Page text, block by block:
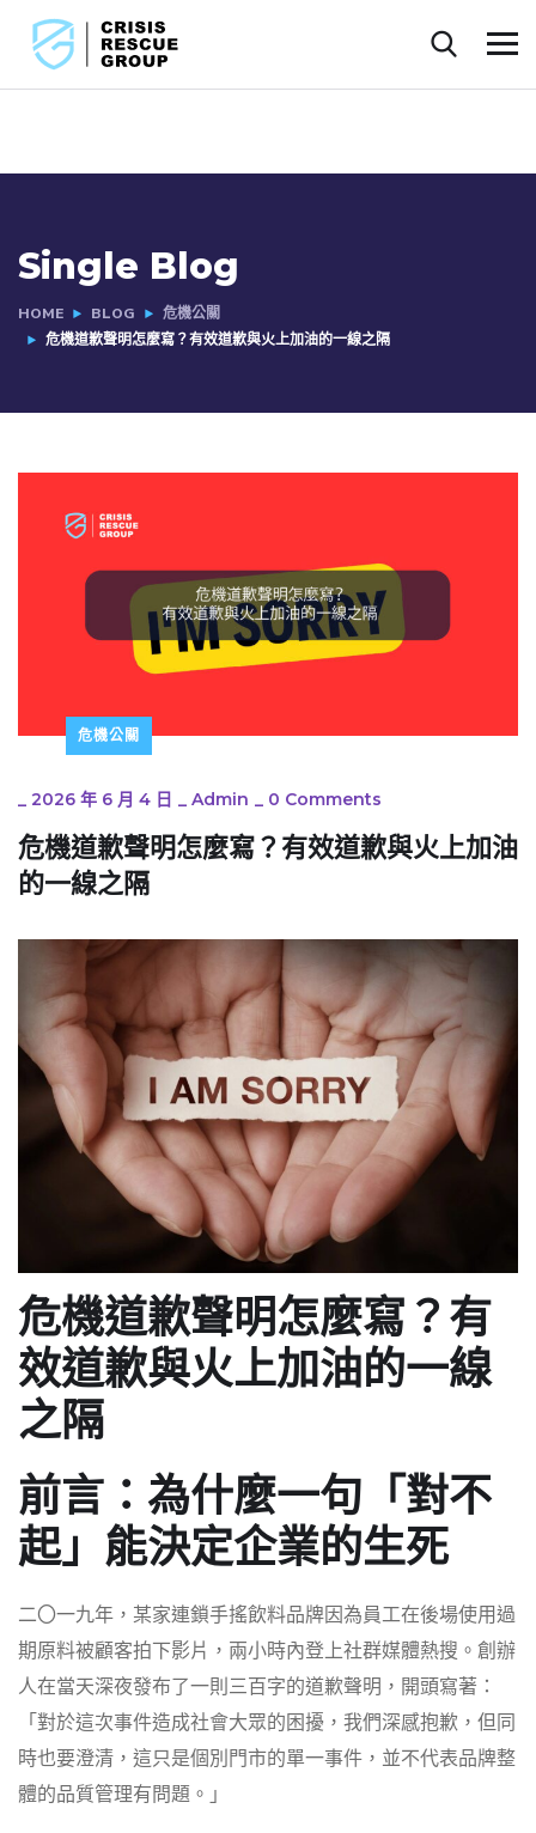
Single Blog
HOME BLOG
危機公關
危機道歉聲明怎麼寫？有效道歉與火上加油的一線之隔
危機公關
_ 2026 年 6 月 4 日 _ Admin _ 0 Comments
危機道歉聲明怎麼寫？有效道歉與火上加油
的一線之隔
危機道歉聲明怎麼寫？有
效道歉與火上加油的一線
之隔
前言：為什麼一句「對不
起」能決定企業的生死
二〇一九年，某家連鎖手搖飲料品牌因為員工在後場使用過
期原料被顧客拍下影片，兩小時內登上社群媒體熱搜。創辦
人在當天深夜發布了一則三百字的道歉聲明，開頭寫著：
「對於這次事件造成社會大眾的困擾，我們深感抱歉，但同
時也要澄清，這只是個別門市的單一事件，並不代表品牌整
體的品質管理有問題。」